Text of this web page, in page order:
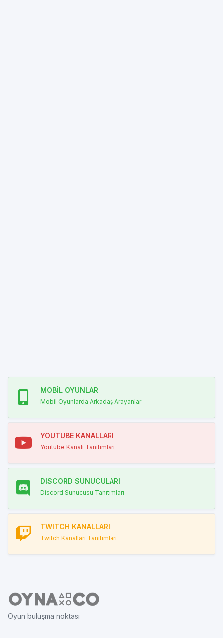
MOBİL OYUNLAR
Mobil Oyunlarda Arkadaş Arayanlar
YOUTUBE KANALLARI
Youtube Kanalı Tanıtımları
DISCORD SUNUCULARI
Discord Sunucusu Tanıtımları
TWITCH KANALLARI
Twitch Kanalları Tanıtımları
Oyun buluşma noktası